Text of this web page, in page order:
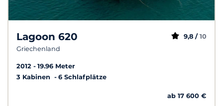
Lagoon 620
Griechenland
9,8 / 10
2012
19.96 Meter
3 Kabinen
6 Schlafplätze
ab 17 600 €